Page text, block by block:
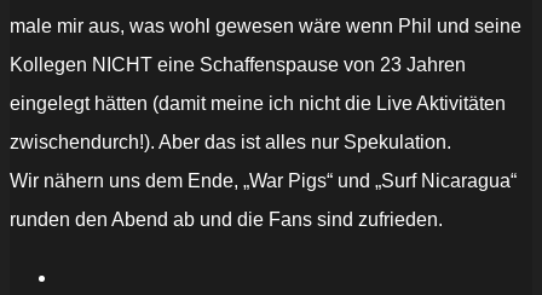
male mir aus, was wohl gewesen wäre wenn Phil und seine
Kollegen NICHT eine Schaffenspause von 23 Jahren
eingelegt hätten (damit meine ich nicht die Live Aktivitäten
zwischendurch!). Aber das ist alles nur Spekulation.
Wir nähern uns dem Ende, „War Pigs“ und „Surf Nicaragua“
runden den Abend ab und die Fans sind zufrieden.